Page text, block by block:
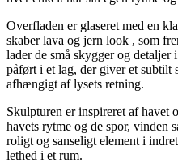
Overfladen er glaseret med en
skaber lava og jern look , som
lader de små skygger og
påført i et lag, der giver et subtilt
afhængigt af lysets retning.
Skulpturen er inspireret af havet
havets rytme og de spor, vinden
roligt og sanseligt element i
lethed i et rum.